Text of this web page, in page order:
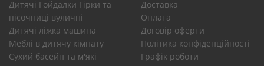
Дитячі Гойдалки Гірки та
пісочниці вуличні
Дитячі ліжка машина
Меблі в дитячу кімнату
Сухий басейн та м'які
Доставка
Оплата
Договір оферти
Політика конфіденційності
Графік роботи